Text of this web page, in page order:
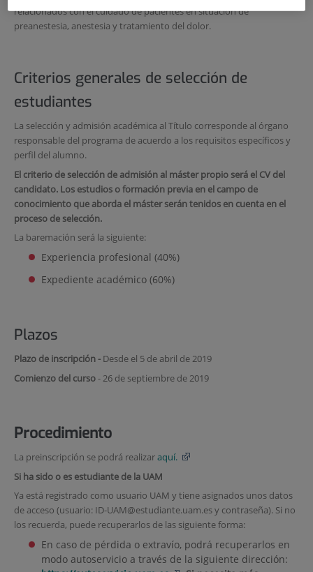
relacionados con el cuidado de pacientes en situación de
preanestesia, anestesia y tratamiento del dolor.
Criterios generales de selección de
estudiantes
La selección y admisión académica al Título corresponde al órgano
responsable del programa de acuerdo a los requisitos específicos y
perfil del alumno.
El criterio de selección de admisión al máster propio será el CV del
candidato. Los estudios o formación previa en el campo de
conocimiento que aborda el máster serán tenidos en cuenta en el
proceso de selección.
La baremación será la siguiente:
Experiencia profesional (40%)
Expediente académico (60%)
Plazos
Plazo de inscripción - Desde el 5 de abril de 2019
Comienzo del curso- 26 de septiembre de 2019
Procedimiento
La preinscripción se podrá realizaraquí.
Si ha sido o es estudiante de la UAM
Ya está registrado como usuario UAM y tiene asignados unos datos
de acceso (usuario: ID-UAM@estudiante.uam.es y contraseña). Si no
los recuerda, puede recuperarlos de las siguiente forma:
En caso de pérdida o extravío, podrá recuperarlos en
modo autoservicio a través de la siguiente dirección: